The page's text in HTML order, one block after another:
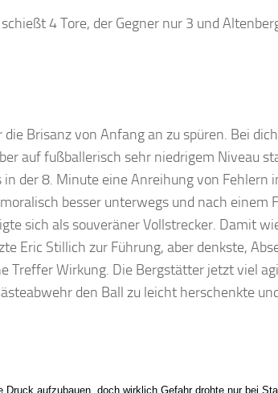
schießt 4 Tore, der Gegner nur 3 und
Brisanz von Anfang an zu spüren. Bei
auf fußballerisch sehr niedrigem Niveau
der 8. Minute eine Anreihung von Fehlern
besser unterwegs und nach einem
sich als souveräner Vollstrecker. Damit
Eric Stillich zur Führung, aber denkste,
Treffer Wirkung. Die Bergstätter jetzt viel
den Ball zu leicht herschenkte
Druck aufzubauen, doch wirklich Gefahr drohte nur bei